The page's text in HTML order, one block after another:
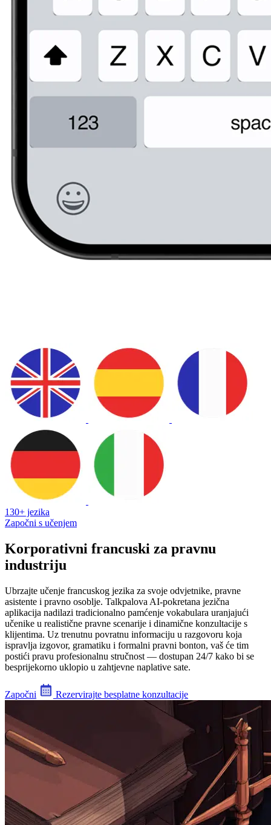
130+ jezika
Započni s učenjem
Korporativni francuski za pravnu
industriju
Ubrzajte učenje francuskog jezika za svoje odvjetnike, pravne
asistente i pravno osoblje. Talkpalova AI-pokretana jezična
aplikacija nadilazi tradicionalno pamćenje vokabulara uranjajući
učenike u realistične pravne scenarije i dinamične konzultacije s
klijentima. Uz trenutnu povratnu informaciju u razgovoru koja
ispravlja izgovor, gramatiku i formalni pravni bonton, vaš će tim
postići pravu profesionalnu stručnost — dostupan 24/7 kako bi se
besprijekorno uklopio u zahtjevne naplative sate.
Započni Rezervirajte besplatne konzultacije